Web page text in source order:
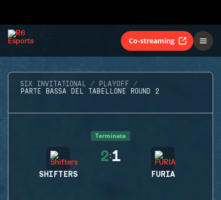
Co-streaming
SIX INVITATIONAL
PLAYOFF
PARTE BASSA DEL TABELLONE ROUND 2
Terminata
SHIFTERS
2:1
FURIA